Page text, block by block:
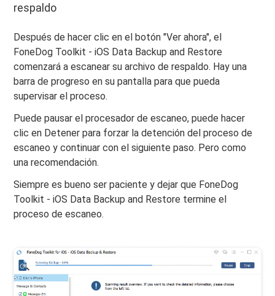
respaldo
Después de hacer clic en el botón "Ver ahora", el
FoneDog Toolkit - iOS Data Backup and Restore
comenzará a escanear su archivo de respaldo. Hay una
barra de progreso en su pantalla para que pueda
supervisar el proceso.
Puede pausar el procesador de escaneo, puede hacer
clic en Detener para forzar la detención del proceso de
escaneo y continuar con el siguiente paso. Pero como
una recomendación.
Siempre es bueno ser paciente y dejar que FoneDog
Toolkit - iOS Data Backup and Restore termine el
proceso de escaneo.